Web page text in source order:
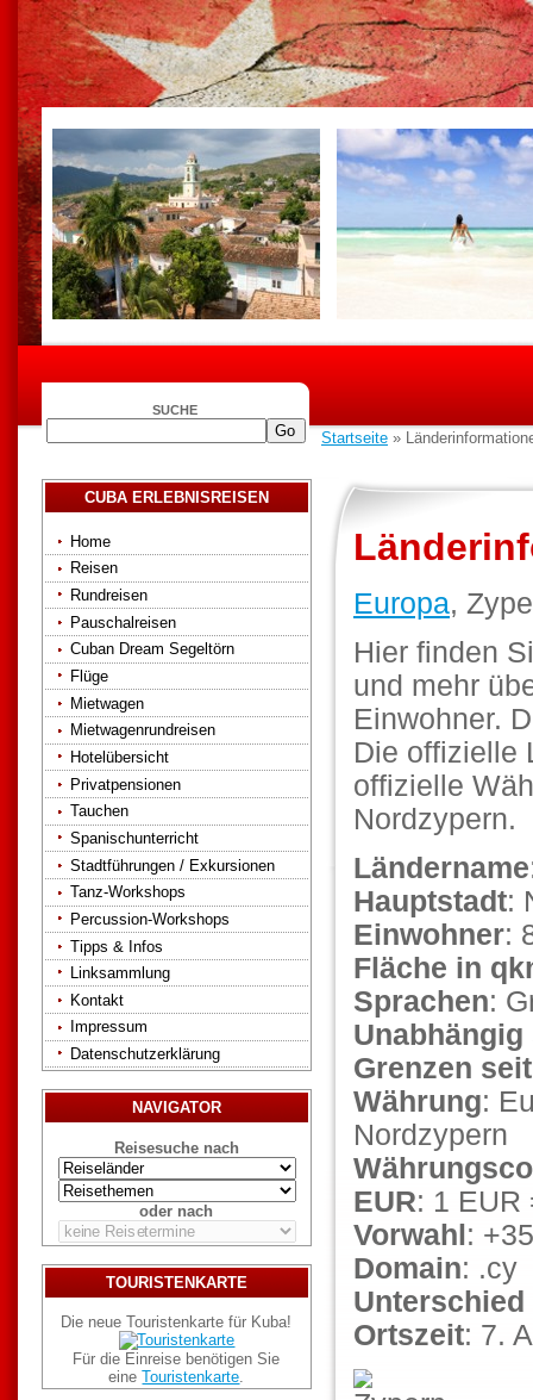
SUCHE
Startseite »
CUBA ERLEBNISREISEN
Home
Reisen
Rundreisen
Pauschalreisen
Cuban Dream Segeltörn
Flüge
Mietwagen
Mietwagenrundreisen
Hotelübersicht
Privatpensionen
Tauchen
Spanischunterricht
Stadtführungen / Exkursionen
Tanz-Workshops
Percussion-Workshops
Tipps & Infos
Linksammlung
Kontakt
Impressum
Datenschutzerklärung
NAVIGATOR
Reisesuche nach
oder nach
TOURISTENKARTE
Die neue Touristenkarte für Kuba!
Für die Einreise benötigen Sie
eineTouristenkarte.
Europa,
Hier finden
und mehr
Einwohner.
Die offizielle
offizielle
Nordzypern.
Ländername
Hauptstadt:
Einwohner:
Fläche in
Sprachen:
Unabhängig
Grenzen seit
Währung:
Nordzypern
EUR: 1 EUR
Vorwahl :
Domain: .cy
Unterschied
Ortszeit: 7.